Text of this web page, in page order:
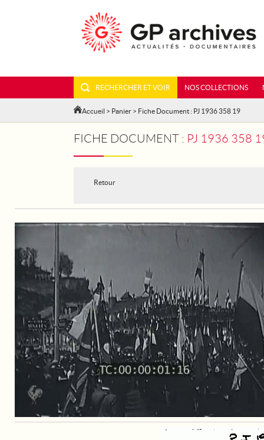
RECHERCHER ET VOIR NOS COLLECTIONS
Accueil > Panier > Fiche Document : PJ 1936 358 19
FICHE DOCUMENT : PJ 1936 358
Retour